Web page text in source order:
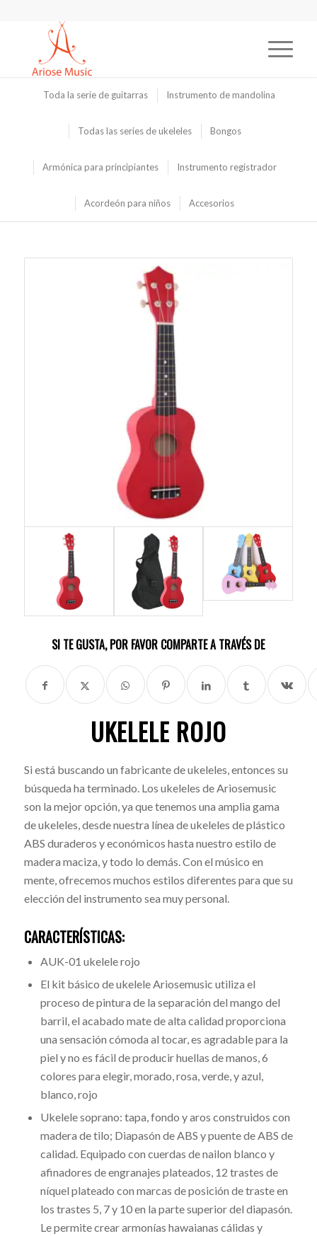
Toda la serie de guitarras Instrumento de mandolina
Todas las series de ukeleles Bongos
Armónica para principiantes Instrumento registrador
Acordeón para niños Accesorios
SI TE GUSTA, POR FAVOR COMPARTE A TRAVÉS DE
UKELELE ROJO
Si está buscando un fabricante de ukeleles, entonces su
búsqueda ha terminado. Los ukeleles de Ariosemusic
son la mejor opción, ya que tenemos una amplia gama
de ukeleles, desde nuestra línea de ukeleles de plástico
ABS duraderos y económicos hasta nuestro estilo de
madera maciza, y todo lo demás. Con el músico en
mente, ofrecemos muchos estilos diferentes para que su
elección del instrumento sea muy personal.
CARACTERÍSTICAS:
AUK-01 ukelele rojo
El kit básico de ukelele Ariosemusic utiliza el
proceso de pintura de la separación del mango del
barril, el acabado mate de alta calidad proporciona
una sensación cómoda al tocar, es agradable para la
piel y no es fácil de producir huellas de manos, 6
colores para elegir, morado, rosa, verde, y azul,
blanco, rojo
Ukelele soprano: tapa, fondo y aros construidos con
madera de tilo; Diapasón de ABS y puente de ABS de
calidad. Equipado con cuerdas de nailon blanco y
afinadores de engranajes plateados, 12 trastes de
níquel plateado con marcas de posición de traste en
los trastes 5, 7 y 10 en la parte superior del diapasón.
Le permite crear armonías hawaianas cálidas y